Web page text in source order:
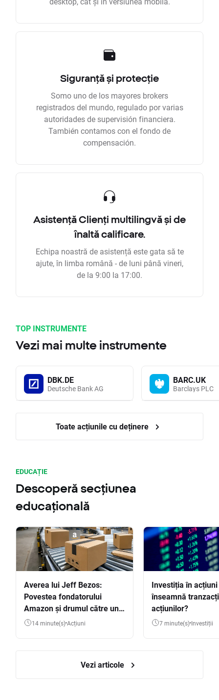
Siguranță și protecție
Somo uno de los mayores brokers
registrados del mundo, regulado por varias
autoridades de supervisión financiera.
También contamos con el fondo de
compensación.
Asistență Clienți multilingvă și de
înaltă calificare.
Echipa noastră de asistență este gata să te
ajute, în limba română - de luni până vineri,
de la 9:00 la 17:00.
TOP INSTRUMENTE
Vezi mai multe instrumente
DBK.DE
Deutsche Bank AG
BARC.UK
Barclays PLC
Toate acțiunile cu deținere
EDUCAȚIE
Descoperă secțiunea
educațională
Averea lui Jeff Bezos:
Povestea fondatorului
Amazon și drumul către una
dintre cele mai mari averi
14 minute(s) Acțiuni
Investiția în
înseamnă
acțiunilor?
7 minute(s) Investiții
Vezi articole